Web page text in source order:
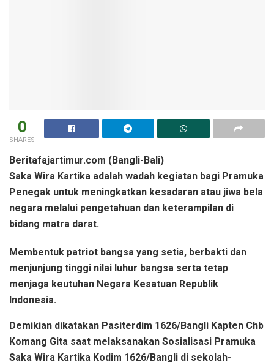
0
SHARES
Beritafajartimur.com (Bangli-Bali)
Saka Wira Kartika adalah wadah kegiatan bagi Pramuka
Penegak untuk meningkatkan kesadaran atau jiwa bela
negara melalui pengetahuan dan keterampilan di
bidang matra darat.
Membentuk patriot bangsa yang setia, berbakti dan
menjunjung tinggi nilai luhur bangsa serta tetap
menjaga keutuhan Negara Kesatuan Republik
Indonesia.
Demikian dikatakan Pasiterdim 1626/Bangli Kapten Chb
Komang Gita saat melaksanakan Sosialisasi Pramuka
Saka Wira Kartika Kodim 1626/Bangli di sekolah-